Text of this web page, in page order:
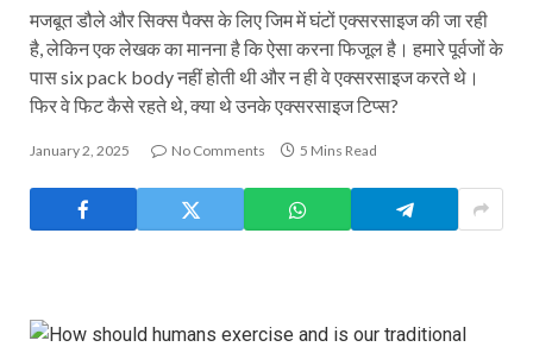
मजबूत डौले और सिक्स पैक्स के लिए जिम में घंटों एक्सरसाइज की जा रही
है, लेकिन एक लेखक का मानना है कि ऐसा करना फिजूल है। हमारे पूर्वजों के
पास six pack body नहीं होती थी और न ही वे एक्सरसाइज करते थे।
फिर वे फिट कैसे रहते थे, क्या थे उनके एक्सरसाइज टिप्स?
January 2, 2025 No Comments 5 Mins Read